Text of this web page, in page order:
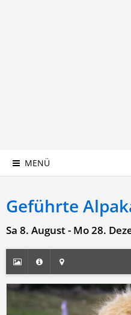
MENÜ
Geführte
Sa 8. August - Mo 28.